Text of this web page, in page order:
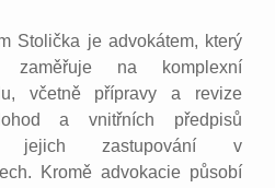
Stolička je advokátem, který
na komplexní
včetně přípravy a revize
a vnitřních předpisů
jejich zastupování v
Kromě advokacie působí